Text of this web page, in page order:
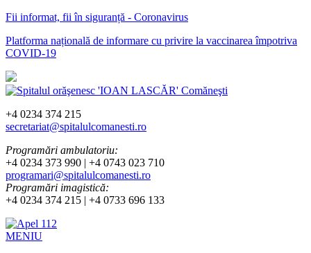
Fii informat, fii în siguranță - Coronavirus
Platforma națională de informare cu privire la vaccinarea împotriva
COVID-19
+4 0234 374 215
secretariat@spitalulcomanesti.ro
Programări ambulatoriu:
+4 0234 373 990 | +4 0743 023 710
programari@spitalulcomanesti.ro
Programări imagistică:
+4 0234 374 215 | +4 0733 696 133
MENIU